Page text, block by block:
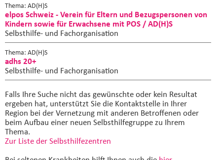
Thema: AD(H)S
elpos Schweiz - Verein für Eltern und Bezugspersonen von
Kindern sowie für Erwachsene mit POS / AD(H)S
Selbsthilfe- und Fachorganisation
Thema: AD(H)S
adhs 20+
Selbsthilfe- und Fachorganisation
Falls Ihre Suche nicht das gewünschte oder kein Resultat
ergeben hat, unterstützt Sie die Kontaktstelle in Ihrer
Region bei der Vernetzung mit anderen Betroffenen oder
beim Aufbau einer neuen Selbsthilfegruppe zu Ihrem
Thema.
Zur Liste der Selbsthilfezentren